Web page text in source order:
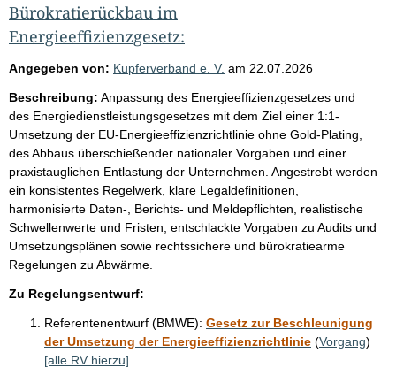
Bürokratierückbau im
Energieeffizienzgesetz:
Angegeben von: Kupferverband e. V. am 22.07.2026
Beschreibung: Anpassung des Energieeffizienzgesetzes und
des Energiedienstleistungsgesetzes mit dem Ziel einer 1:1-
Umsetzung der EU-Energieeffizienzrichtlinie ohne Gold-Plating,
des Abbaus überschießender nationaler Vorgaben und einer
praxistauglichen Entlastung der Unternehmen. Angestrebt werden
ein konsistentes Regelwerk, klare Legaldefinitionen,
harmonisierte Daten-, Berichts- und Meldepflichten, realistische
Schwellenwerte und Fristen, entschlackte Vorgaben zu Audits und
Umsetzungsplänen sowie rechtssichere und bürokratiearme
Regelungen zu Abwärme.
Zu Regelungsentwurf:
Referentenentwurf (BMWE): Gesetz zur Beschleunigung
der Umsetzung der Energieeffizienzrichtlinie (Vorgang)
[alle RV hierzu]